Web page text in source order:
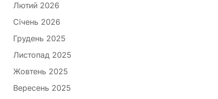
Лютий 2026
Січень 2026
Грудень 2025
Листопад 2025
Жовтень 2025
Вересень 2025